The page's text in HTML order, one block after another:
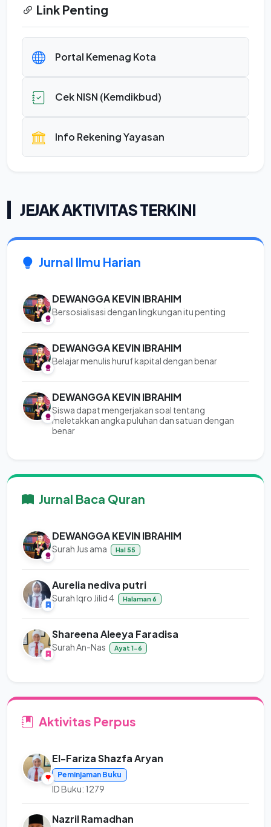
Link Penting
Portal Kemenag Kota
Cek NISN (Kemdikbud)
Info Rekening Yayasan
JEJAK AKTIVITAS TERKINI
Jurnal Ilmu Harian
DEWANGGA KEVIN IBRAHIM
Bersosialisasi dengan lingkungan itu penting
DEWANGGA KEVIN IBRAHIM
Belajar menulis huruf kapital dengan benar
DEWANGGA KEVIN IBRAHIM
Siswa dapat mengerjakan soal tentang
meletakkan angka puluhan dan satuan dengan
benar
Jurnal Baca Quran
DEWANGGA KEVIN IBRAHIM
Surah Jus ama Hal 55
Aurelia nediva putri
Surah Iqro Jilid 4 Halaman 6
Shareena Aleeya Faradisa
Surah An-Nas Ayat 1-6
Aktivitas Perpus
El-Fariza Shazfa Aryan
Peminjaman Buku
ID Buku: 1279
Nazril Ramadhan